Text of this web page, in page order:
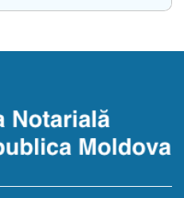
decesului Țarălungă
decedat la 01.12.2020.
data de 01.10.2026.